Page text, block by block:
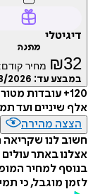
דיגיטלי
מתנה
₪32 מחיר קודם:
במבצע עד: 2026
אלף שיניים ועד
הצצה מהירה
חשוב לנו שקריאה
אצלנו באתר
בנוסף למחיר
לזמן מוגבל, כי